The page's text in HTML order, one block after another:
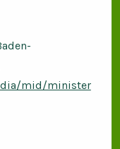
mid/minister